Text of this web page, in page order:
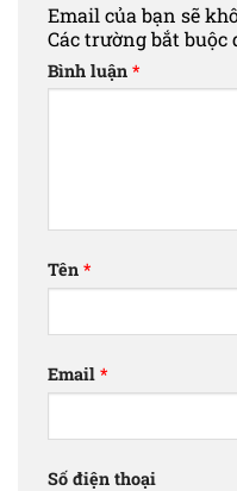
Email của bạn sẽ
Các trường bắt buộc
Bình luận *
Tên *
Email *
Số điện thoại